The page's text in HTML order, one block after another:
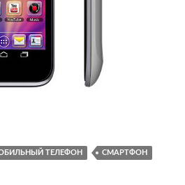
о выпуске Grand X LTE
ТЕЛЕФОН СМАРТФОН